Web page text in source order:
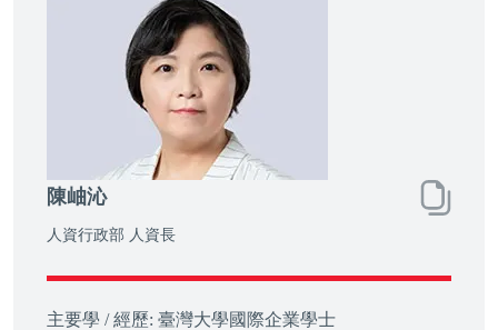
陳岫沁
人資行政部 人資長
主要學 / 經歷: 臺灣大學國際企業學士